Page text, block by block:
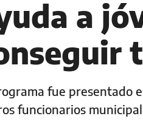
a
fue presentado
funcionarios